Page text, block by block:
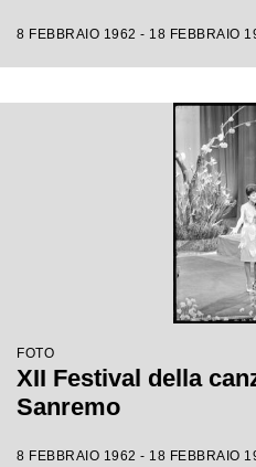
8 FEBBRAIO 1962 - 18 FEBBRAIO
FOTO
XII Festival della
Sanremo
8 FEBBRAIO 1962 - 18 FEBBRAIO